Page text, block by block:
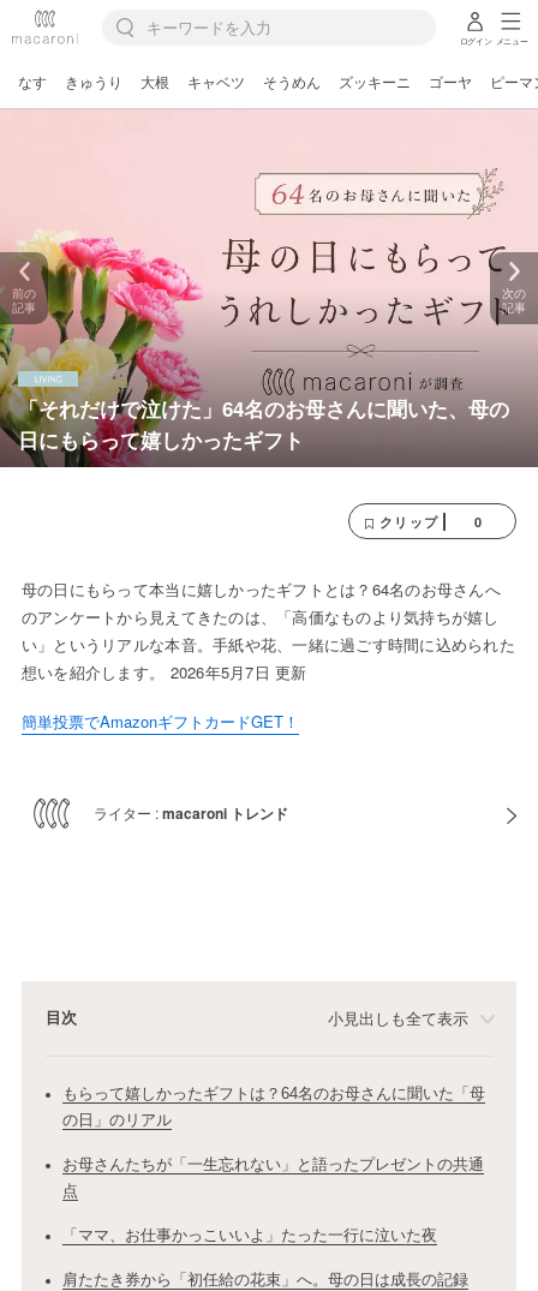
ログイン メニュー
なす きゅうり 大根 キャベツ そうめん ズッキーニ ゴーヤ ピーマ
「それだけで泣けた」64名のお母さんに聞いた、母の
日にもらって嬉しかったギフト
前の
記事
次の
記事
クリップ 0
母の日にもらって本当に嬉しかったギフトとは？64名のお母さんへ
のアンケートから見えてきたのは、「高価なものより気持ちが嬉し
い」というリアルな本音。手紙や花、一緒に過ごす時間に込められた
想いを紹介します。 2026年5月7日 更新
簡単投票でAmazonギフトカードGET！
ライター :macaroni トレンド
目次 小見出しも全て表示
もらって嬉しかったギフトは？64名のお母さんに聞いた「母
の日」のリアル
お母さんたちが「一生忘れない」と語ったプレゼントの共通
点
「ママ、お仕事かっこいいよ」たった一行に泣いた夜
肩たたき券から「初任給の花束」へ。母の日は成長の記録